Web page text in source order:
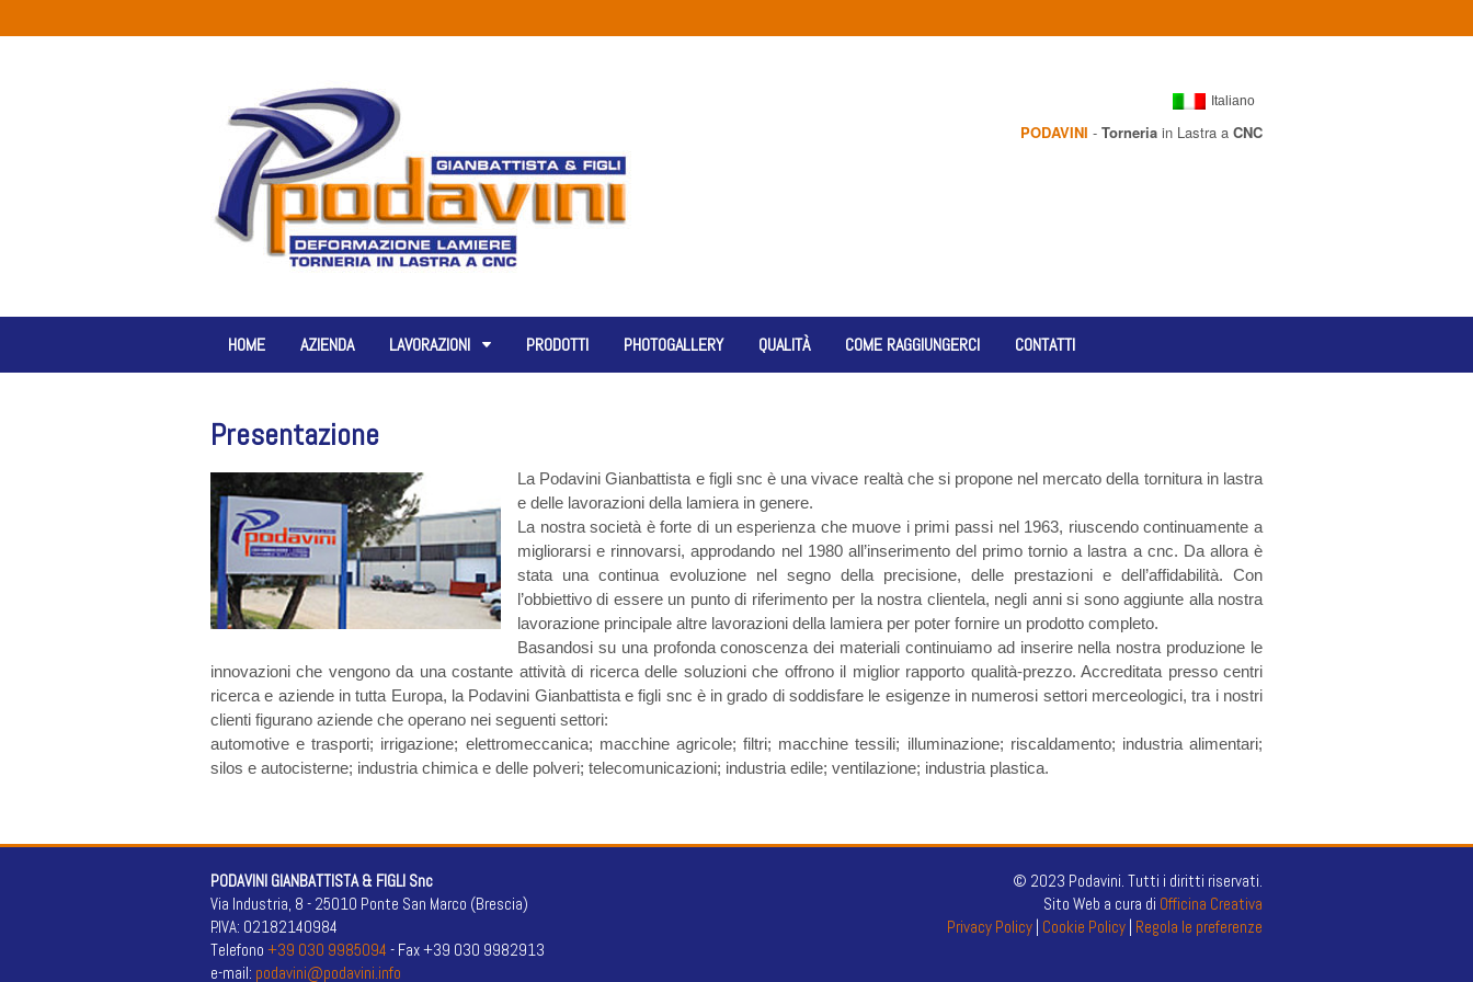
Italiano
PODAVINI - Torneria in Lastra a CNC
HOME AZIENDA LAVORAZIONI PRODOTTI PHOTOGALLERY QUALITÀ COME RAGGIUNGERCI CONTATTI
Presentazione
La Podavini Gianbattista e figli snc è una vivace realtà che si propone nel mercato della tornitura in lastra
e delle lavorazioni della lamiera in genere.
La nostra società è forte di un esperienza che muove i primi passi nel 1963, riuscendo continuamente a
migliorarsi e rinnovarsi, approdando nel 1980 all’inserimento del primo tornio a lastra a cnc. Da allora è
stata una continua evoluzione nel segno della precisione, delle prestazioni e dell’affidabilità. Con
l’obbiettivo di essere un punto di riferimento per la nostra clientela, negli anni si sono aggiunte alla nostra
lavorazione principale altre lavorazioni della lamiera per poter fornire un prodotto completo.
Basandosi su una profonda conoscenza dei materiali continuiamo ad inserire nella nostra produzione le
innovazioni che vengono da una costante attività di ricerca delle soluzioni che offrono il miglior rapporto qualità-prezzo. Accreditata presso centri
ricerca e aziende in tutta Europa, la Podavini Gianbattista e figli snc è in grado di soddisfare le esigenze in numerosi settori merceologici, tra i nostri
clienti figurano aziende che operano nei seguenti settori:
automotive e trasporti; irrigazione; elettromeccanica; macchine agricole; filtri; macchine tessili; illuminazione; riscaldamento; industria alimentari;
silos e autocisterne; industria chimica e delle polveri; telecomunicazioni; industria edile; ventilazione; industria plastica.
PODAVINI GIANBATTISTA & FIGLI Snc
Via Industria, 8 - 25010 Ponte San Marco (Brescia)
P.IVA: 02182140984
Telefono +39 030 9985094 - Fax +39 030 9982913
e-mail: podavini@podavini.info
© 2023 Podavini. Tutti i diritti riservati.
Sito Web a cura di Officina Creativa
Privacy Policy | Cookie Policy | Regola le preferenze